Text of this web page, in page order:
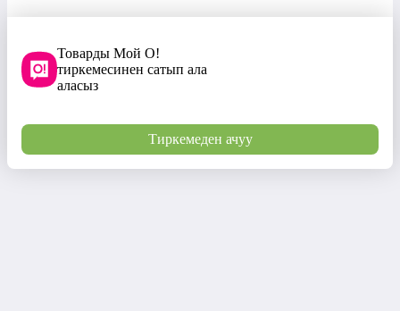
Товарды Мой О!
тиркемесинен сатып ала
аласыз
Тиркемеден ачуу